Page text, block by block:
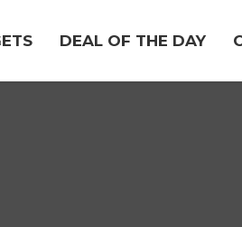
DEAL OF THE DAY